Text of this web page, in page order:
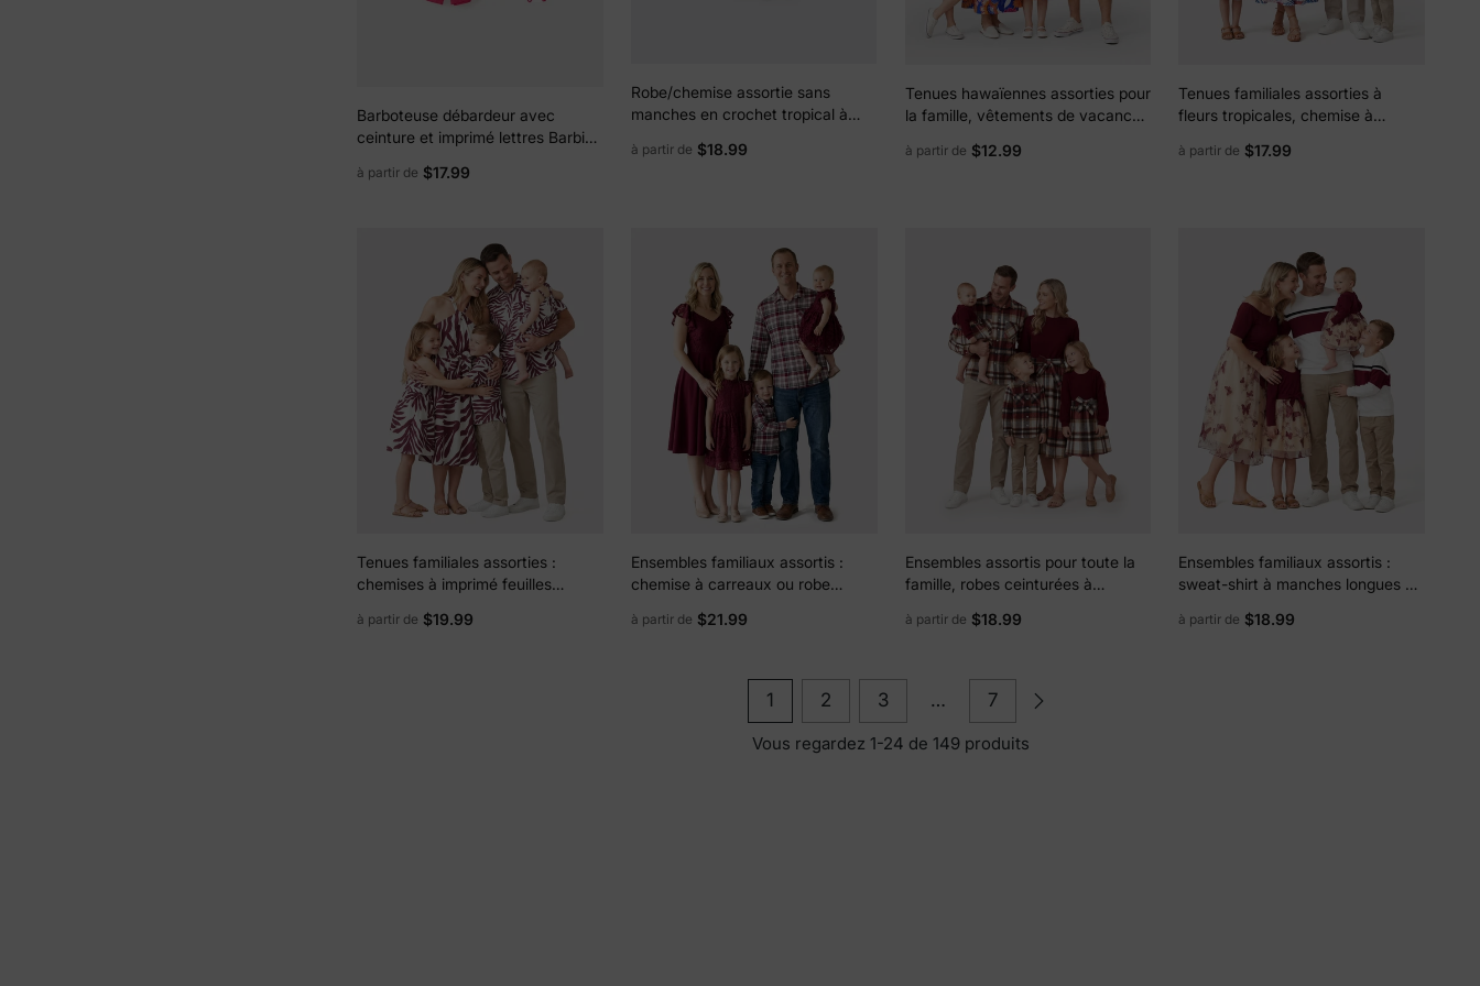
Barboteuse débardeur avec
ceinture et imprimé lettres Barbie
à partir de $17.99
Robe/chemise assortie sans
manches en crochet tropical à
de Disney Princess Family, jaune
à partir de $18.99
Tenues hawaïennes assorties pour
la famille, vêtements de vacances
ceinturée à bretelles ou chemises
à partir de $12.99
Tenues familiales assorties à
fleurs tropicales, chemise à
feuilles rose et bleu ou ensemble
à partir de $17.99
Tenues familiales assorties :
chemises à imprimé feuilles
ceinture pour
à partir de $19.99
Ensembles familiaux assortis :
chemise à carreaux ou robe
dentelle bordeaux
à partir de $21.99
Ensembles assortis pour toute la
famille, robes ceinturées à
boutonnées à manches longues
à partir de $18.99
Ensembles familiaux assortis :
sweat-shirt à manches longues ou
épaules dénudées, bordeaux
à partir de $18.99
1 2 3 … 7
Vous regardez 1-24 de 149 produits